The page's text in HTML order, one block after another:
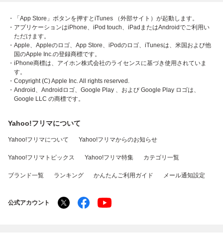
・「App Store」ボタンを押すとiTunes （外部サイト）が起動します。
・アプリケーションはiPhone、iPod touch、iPadまたはAndroidでご利用い
ただけます。
・Apple、Appleのロゴ、App Store、iPodのロゴ、iTunesは、米国および他
国のApple Inc.の登録商標です。
・iPhone商標は、アイホン株式会社のライセンスに基づき使用されていま
す。
・Copyright (C) Apple Inc. All rights reserved.
・Android、Androidロゴ、Google Play 、および Google Play ロゴは、
Google LLC の商標です。
Yahoo!フリマについて
Yahoo!フリマについて Yahoo!フリマからのお知らせ
Yahoo!フリマトピックス Yahoo!フリマ特集 カテゴリ一覧
ブランド一覧 ランキング かんたんご利用ガイド メール通知設定
公式アカウント